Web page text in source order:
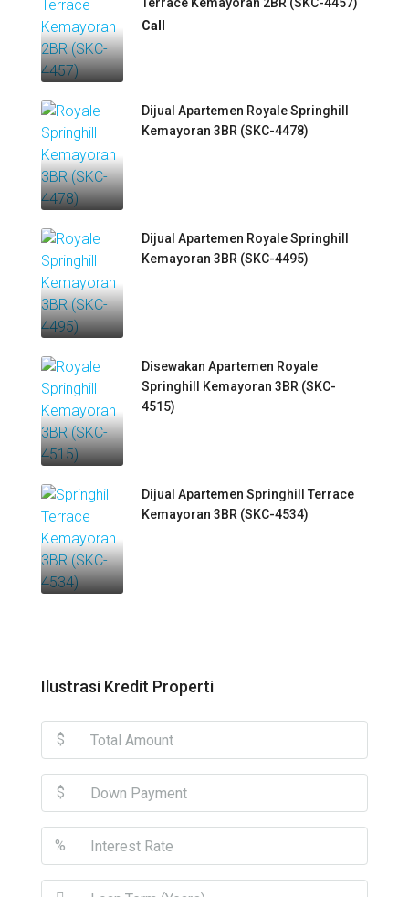
Terrace Kemayoran 2BR (SKC-4457)
Call
Dijual Apartemen Royale Springhill
Kemayoran 3BR (SKC-4478)
Dijual Apartemen Royale Springhill
Kemayoran 3BR (SKC-4495)
Disewakan Apartemen Royale
Springhill Kemayoran 3BR (SKC-
4515)
Dijual Apartemen Springhill Terrace
Kemayoran 3BR (SKC-4534)
Ilustrasi Kredit Properti
$
$
%